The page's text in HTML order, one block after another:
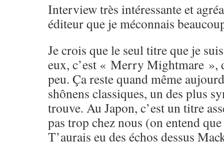
Interview très intéressante et
éditeur que je méconnais
Je crois que le seul titre que je
eux, c’est « Merry Mightmare »,
peu. Ça reste quand même
shônens classiques, un des plus
trouve. Au Japon, c’est un titre
pas trop chez nous (on entend
T’aurais eu des échos dessus